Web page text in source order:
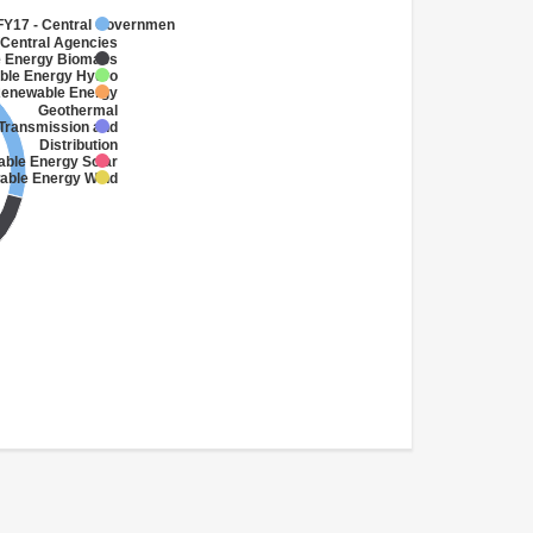
- Central Government
Agencies
Energy Biomass
Energy Hydro
Energy
Geothermal
and
Distribution
Energy Solar
Energy Wind